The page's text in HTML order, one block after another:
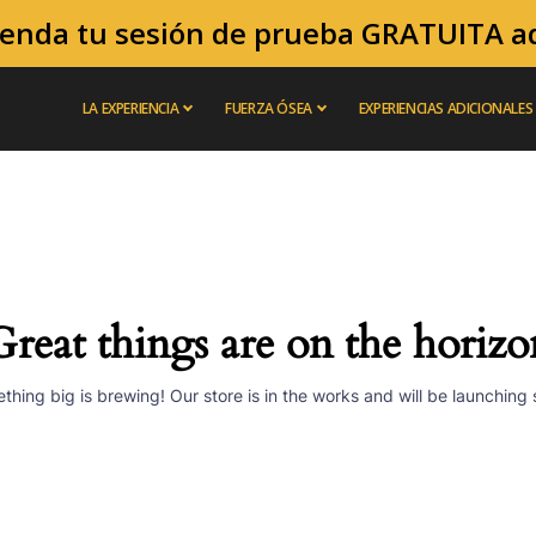
tu sesión de prueba GRATUITA
LA EXPERIENCIA FUERZA ÓSEA EXPERIENCIAS ADICIONALES
things are on the
big is brewing! Our store is in the works and will be launching